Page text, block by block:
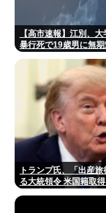
【高市速報】江別、大
暴行死で19歳男に無
トランプ氏、「出産旅
る大統領令 米国籍取